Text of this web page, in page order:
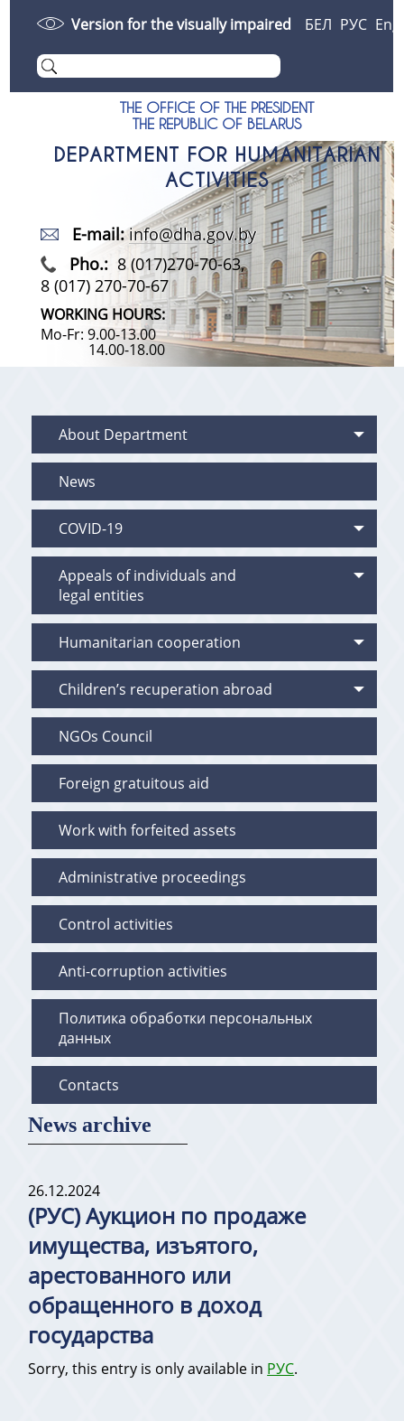
Version for the visually impaired БЕЛ РУС Eng
THE OFFICE OF THE PRESIDENT
THE REPUBLIC OF BELARUS
DEPARTMENT FOR HUMANITARIAN
ACTIVITIES
E-mail: info@dha.gov.by
Pho.:8 (017)270-70-63,
8 (017) 270-70-67
WORKING HOURS:
Mo-Fr: 9.00-13.00
14.00-18.00
About Department
News
COVID-19
Appeals of individuals and
legal entities
Humanitarian cooperation
Children’s recuperation abroad
NGOs Council
Foreign gratuitous aid
Work with forfeited assets
Administrative proceedings
Control activities
Anti-corruption activities
Политика обработки персональных
данных
Contacts
News archive
26.12.2024
(РУС) Аукцион по продаже
имущества, изъятого,
арестованного или
обращенного в доход
государства
Sorry, this entry is only available in РУС.